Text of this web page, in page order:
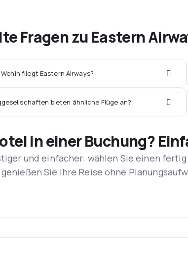
Fragen zu Eastern
fliegt Eastern Airways?
bieten ähnliche Flüge an?
in einer Buchung?
und einfacher: wählen Sie einen
Sie Ihre Reise ohne